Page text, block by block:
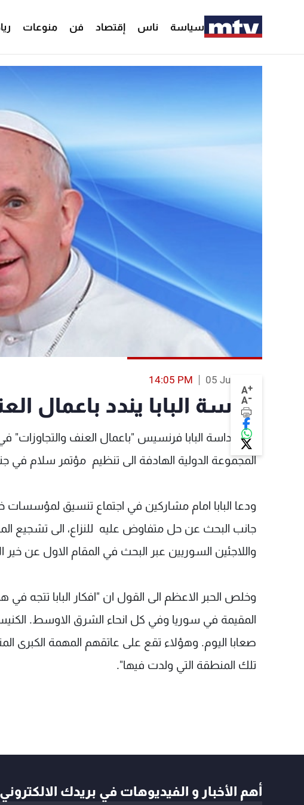
سياسة ناس إقتصاد فن منوعات
A+
A-
05 Jun 2013
14:05 PM
قداسة البابا يندد باعمال
ندد قداسة البابا فرنسيس "باعمال العنف
المجموعة الدولية الهادفة الى تنظيم مؤتمر سلام في
ودعا البابا امام مشاركين في اجتماع تنسيق لمؤسسات
جانب البحث عن حل متفاوض عليه للنزاع، الى تشجيع
واللاجئين السوريين عبر البحث في المقام الاول عن
وخلص الحبر الاعظم الى القول ان "افكار البابا تتجه في
المقيمة في سوريا وفي كل انحاء الشرق الاوسط.
صعابا اليوم. وهؤلاء تقع على عاتقهم المهمة الكبرى
تلك المنطقة التي ولدت فيها".
أهم الأخبار و الفيديوهات في بريدك الالكتروني